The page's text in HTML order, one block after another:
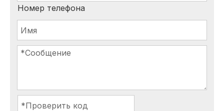
Номер телефона